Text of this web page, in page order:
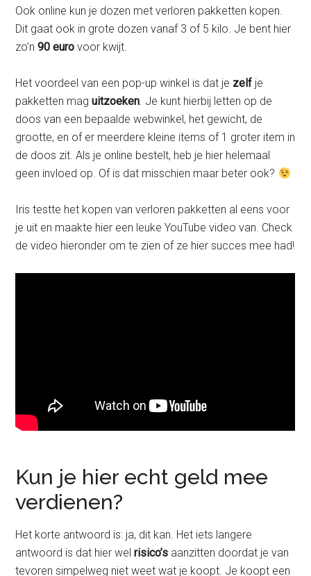
Ook online kun je dozen met verloren pakketten kopen.
Dit gaat ook in grote dozen vanaf 3 of 5 kilo. Je bent hier
zo’n 90 euro voor kwijt.
Het voordeel van een pop-up winkel is dat je zelf je
pakketten maguitzoeken. Je kunt hierbij letten op de
doos van een bepaalde webwinkel, het gewicht, de
grootte, en of er meerdere kleine items of 1 groter item in
de doos zit. Als je online bestelt, heb je hier helemaal
geen invloed op. Of is dat misschien maar beter ook?
Iris testte het kopen van verloren pakketten al eens voor
je uit en maakte hier een leuke YouTube video van. Check
de video hieronder om te zien of ze hier succes mee had!
Kun je hier echt geld mee
verdienen?
Het korte antwoord is: ja, dit kan. Het iets langere
antwoord is dat hier welrisico’s aanzitten doordat je van
tevoren simpelweg niet weet wat je koopt. Je koopt een